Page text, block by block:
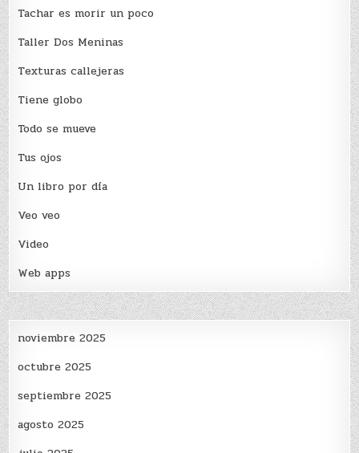
Tachar es morir un poco
Taller Dos Meninas
Texturas callejeras
Tiene globo
Todo se mueve
Tus ojos
Un libro por día
Veo veo
Video
Web apps
noviembre 2025
octubre 2025
septiembre 2025
agosto 2025